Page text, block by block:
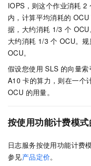
IOPS，则这个作业消耗 2
内，计算平均消耗的 OCU
据，大约消耗 1/3 个
大约消耗 1/3 个 OCU。
OCU。
假设您使用 SLS 的向量
A10 卡的算力，则在一个
OCU 的用量。
按使用功能计费模
日志服务按使用功能计费
参见产品定价。